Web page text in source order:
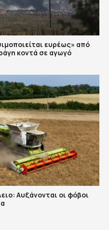
ευρέως» από
κοντά σε αγωγό
Αυξάνονται οι φόβοι